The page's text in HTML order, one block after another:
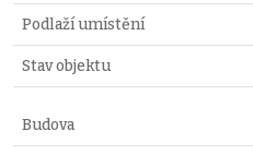
Podlaží umístění
Stav objektu
Budova